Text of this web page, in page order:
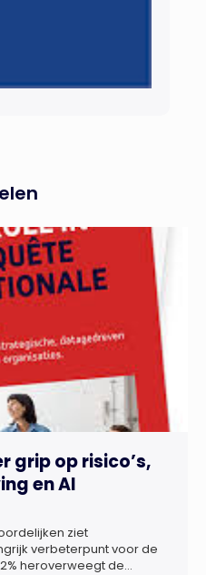
grip op risico’s,
en AI
ziet
verbeterpunt voor de
heroverweegt de